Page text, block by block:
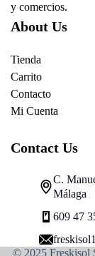
y comercios.
About Us
Tienda
Carrito
Contacto
Mi Cuenta
Contact Us
C.
Málaga
609 47
© 2025 Freskisol